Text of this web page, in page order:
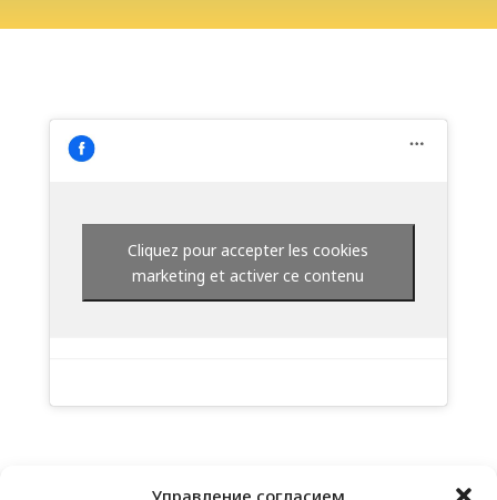
Управление согласием
Cliquez pour accepter les cookies
marketing et activer ce contenu